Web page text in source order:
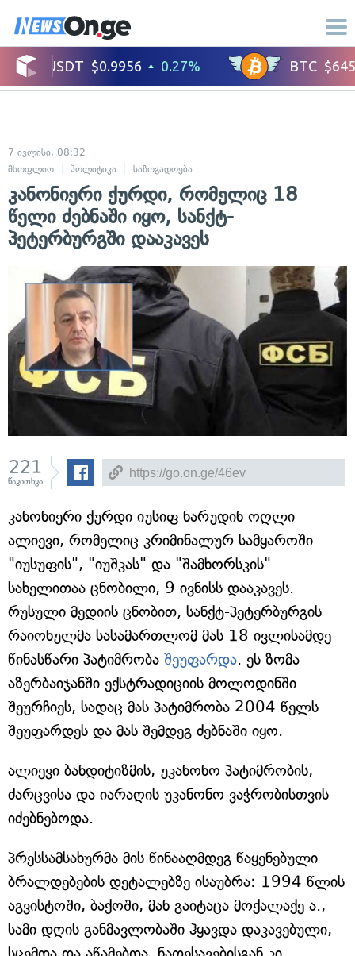
7 ივლისი, 08:32
მსოფლიო
პოლიტიკა საზოგადოება
კანონიერი ქურდი, რომელიც 18
წელი ძებნაში იყო, სანქტ-
პეტერბურგში დააკავეს
221
წაკითხვა
კანონიერი ქურდი იუსიფ ნარუდინ ოღლი
ალიევი, რომელიც კრიმინალურ სამყაროში
"იუსუფის", "იუშკას" და "შამხორსკის"
სახელითაა ცნობილი, 9 ივნისს დააკავეს.
რუსული მედიის ცნობით, სანქტ-პეტერბურგის
რაიონულმა სასამართლომ მას 18 ივლისამდე
წინასწარი პატიმრობა შეუფარდა. ეს ზომა
აზერბაიჯანში ექსტრადიციის მოლოდინში
შეურჩიეს, სადაც მას პატიმრობა 2004 წელს
შეუფარდეს და მას შემდეგ ძებნაში იყო.
ალიევი ბანდიტიზმის, უკანონო პატიმრობის,
ძარცვისა და იარაღის უკანონო ვაჭრობისთვის
იძებნებოდა.
პრესსამსახურმა მის წინააღმდეგ წაყენებული
ბრალდებების დეტალებზე ისაუბრა: 1994 წლის
აგვისტოში, ბაქოში, მან გაიტაცა მოქალაქე ა.,
სამი დღის განმავლობაში ჰყავდა დაკავებული,